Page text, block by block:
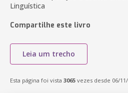
Linguística
Compartilhe este livro
Leia um trecho
Esta página foi vista 3065 vezes desde 06/